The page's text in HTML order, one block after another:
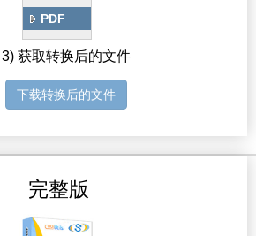
PDF
3) 获取转换后的文件
下载转换后的文件
完整版